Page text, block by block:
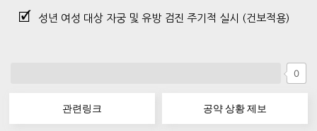
성년 여성 대상 자궁 및 유방 검진 주기적 실시 (건보적용)
0
관련링크 공약 상황 제보